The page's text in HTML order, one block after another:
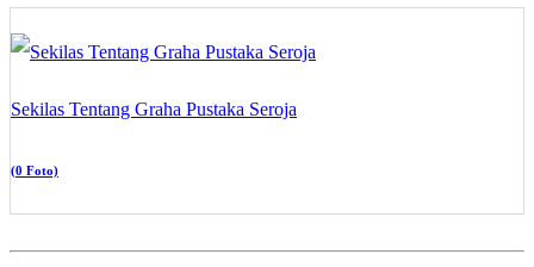
Sekilas Tentang Graha Pustaka Seroja
(0 Foto)